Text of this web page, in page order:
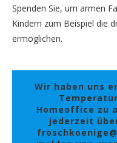
Spenden Sie, um armen
Kindern zum Beispiel die
ermöglichen.
Wir haben uns
Homeoffice zu
jederzeit